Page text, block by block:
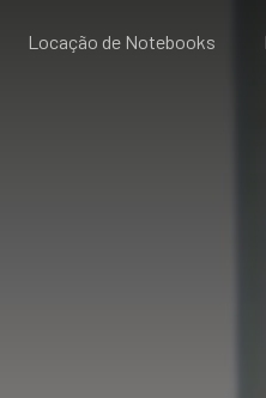
Locação de Notebooks